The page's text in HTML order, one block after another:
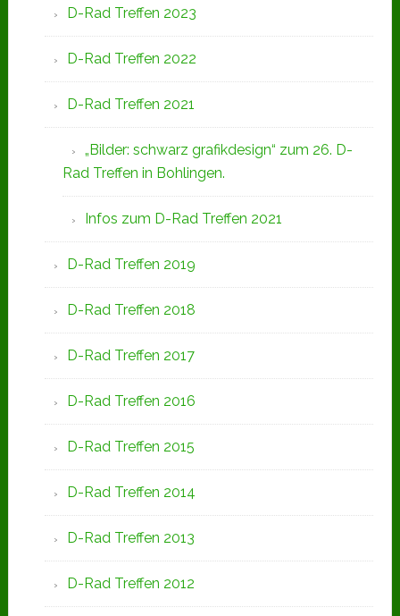
D-Rad Treffen 2023
D-Rad Treffen 2022
D-Rad Treffen 2021
„Bilder: schwarz grafikdesign“ zum 26. D-
Rad Treffen in Bohlingen.
Infos zum D-Rad Treffen 2021
D-Rad Treffen 2019
D-Rad Treffen 2018
D-Rad Treffen 2017
D-Rad Treffen 2016
D-Rad Treffen 2015
D-Rad Treffen 2014
D-Rad Treffen 2013
D-Rad Treffen 2012